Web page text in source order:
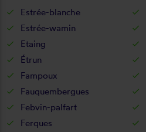
Estrée-blanche
Estrée-wamin
Etaing
Étrun
Fampoux
Fauquembergues
Febvin-palfart
Ferques